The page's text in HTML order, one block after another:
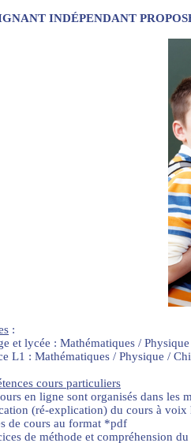
INDÉPENDANT
:
et lycée : Mathématiques /
L1 : Mathématiques / Physique /
cours particuliers
en ligne sont organisés dans les
(ré-explication) du cours à voix
de cours au format *pdf
de méthode et compréhension